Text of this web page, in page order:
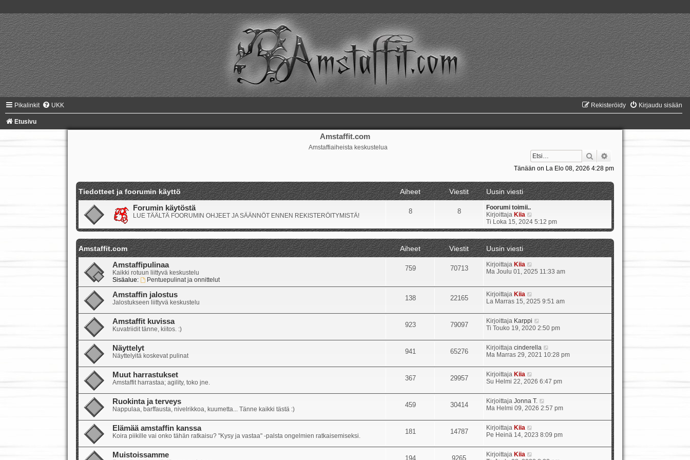
Pikalinkit UKK Kirjaudu sisään
Rekisteröidy
Etusivu
Amstaffit.com
Amstaffiaiheista keskustelua
Etsi
Tänään on La Elo 08, 2026 4:28 pm
Tiedotteet ja foorumin käyttö Aiheet Viestit
Uusin viesti
Forumin käytöstä
LUE TÄÄLTÄ FOORUMIN OHJEET JA SÄÄNNÖT ENNEN REKISTERÖITYMISTÄ!
8 8
Foorumi toimii..
KirjoittajaKiia
ä
y
ä
u
u
i
v
e
t
Ti Loka 15, 2024 5:12 pm
Amstaffit.com Aiheet Viestit
Uusin viesti
Amstaffipulinaa
Kaikki rotuun liittyvä keskustelu
Sisäalue:
Pentuepulinat ja onnittelut
759 70713 KirjoittajaKiia
ä
t
u
s
n
i
e
s
Ma Joulu 01, 2025 11:33 am
Amstaffin jalostus
Jalostukseen liittyvä keskustelu
138 22165 KirjoittajaKiia
ä
t
ä
u
s
i
n
v
e
t
i
La Marras 15, 2025 9:51 am
Amstaffit kuvissa
Kuvatriidit tänne, kiitos. :)
923 79097 Kirjoittaja Karppi
ä
t
ä
u
i
n
v
i
e
t
Ti Touko 19, 2020 2:50 pm
Näyttelyt
Näyttelyitä koskevat pulinat
941 65276 Kirjoittajacinderella
ä
t
u
i
n
v
e
t
Ma Marras 29, 2021 10:28 pm
Muut harrastukset
Amstaffit harrastaa; agility, toko jne.
367 29957 KirjoittajaKiia
ä
t
ä
u
i
n
v
Su Helmi 22, 2026 6:47 pm
Ruokinta ja terveys
Nappulaa, barffausta, nivelrikkoa, kuumetta... Tänne kaikki tästä :)
459 30414 KirjoittajaJonna T.
ä
t
u
i
Ma Helmi 09, 2026 2:57 pm
Elämää amstaffin kanssa
Koira piikille vai onko tähän ratkaisu? "Kysy ja vastaa" -palsta ongelmien ratkaisemiseksi.
181 14787 KirjoittajaKiia
ä
t
Pe Heinä 14, 2023 8:09 pm
Muistoissamme 194 9265 KirjoittajaKiia